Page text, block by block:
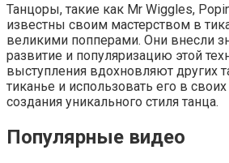
Танцоры, такие как Mr Wiggles,
известны своим мастерством в
великими попперами. Они внесли
развитие и популяризацию этой
выступления вдохновляют других
тиканье и использовать его в
создания уникального стиля танца.
Популярные видео